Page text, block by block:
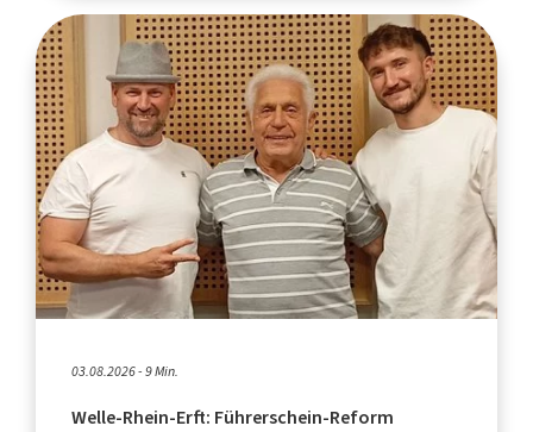
03.08.2026 - 9 Min.
Welle-Rhein-Erft: Führerschein-Reform